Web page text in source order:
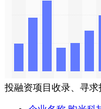
投融资项目收录、寻